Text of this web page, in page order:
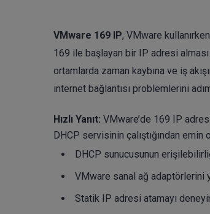
VMware 169 IP, VMware
169 ile başlayan bir IP adresi alması
ortamlarda zaman kaybına ve iş
internet bağlantısı problemlerini
Hızlı Yanıt: VMware’de 169 IP
DHCP servisinin çalıştığından
DHCP sunucusunun
VMware sanal ağ adaptörlerini
Statik IP adresi atamayı